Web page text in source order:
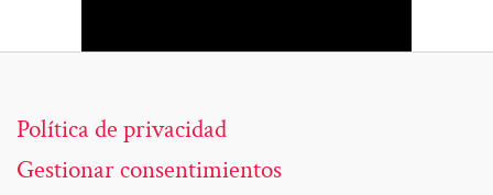
Política de privacidad
Gestionar consentimientos